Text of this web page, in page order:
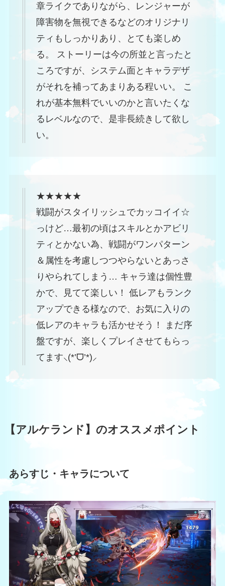
章ライクでありながら、レンジャーが
障害物を無視できるなどのオリジナリ
ティもしっかりあり、とても楽しめ
る。 ストーリーは今の所並と言ったと
ころですが、システム面とキャラデザ
がそれを補ってあまりある程いい。 こ
れが基本無料でいいのかと言いたくな
るレベルなので、是非長続きして欲し
い。
★★★★★
戦闘がスタイリッシュでカッコイイ☆
っけど…最初の頃はスキルとかアビリ
ティとかない為、戦闘がワンパターン
＆属性を考慮しつつやらないとあっさ
りやられてしまう… キャラ達は個性豊
かで、見てて楽しい！ 低レアもランク
アップできる様なので、お気に入りの
低レアのキャラも活かせそう！ まだ序
盤ですが、楽しくプレイさせてもらっ
てます⸜(*’ᗜ’*)⸝
【アルケランド】のオススメポイント
あらすじ・キャラについて